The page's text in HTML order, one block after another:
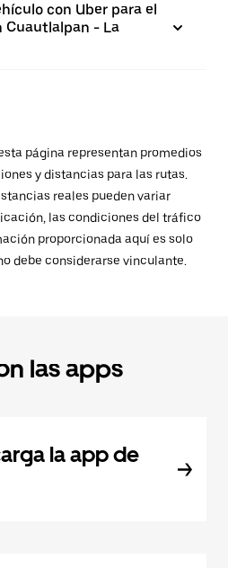
con Uber para el
- La
página representan promedios
y distancias para las rutas.
reales pueden variar
las condiciones del tráfico
proporcionada aquí es solo
debe considerarse vinculante.
las apps
la app de